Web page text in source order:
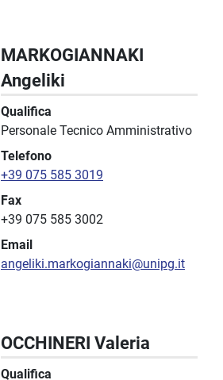
MARKOGIANNAKI
Angeliki
Qualifica
Personale Tecnico Amministrativo
Telefono
+39 075 585 3019
Fax
+39 075 585 3002
Email
angeliki.markogiannaki@unipg.it
OCCHINERI Valeria
Qualifica